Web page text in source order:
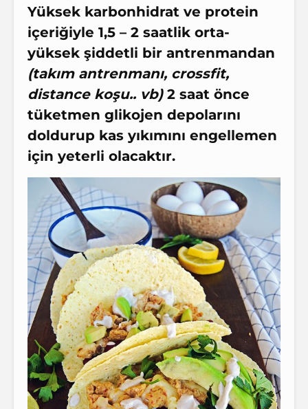
Yüksek karbonhidrat ve protein
içeriğiyle 1,5 – 2 saatlik orta-
yüksek şiddetli bir antrenmandan
(takım antrenmanı, crossfit,
distance koşu.. vb) 2 saat önce
tüketmen glikojen depolarını
doldurup kas yıkımını engellemen
için yeterli olacaktır.